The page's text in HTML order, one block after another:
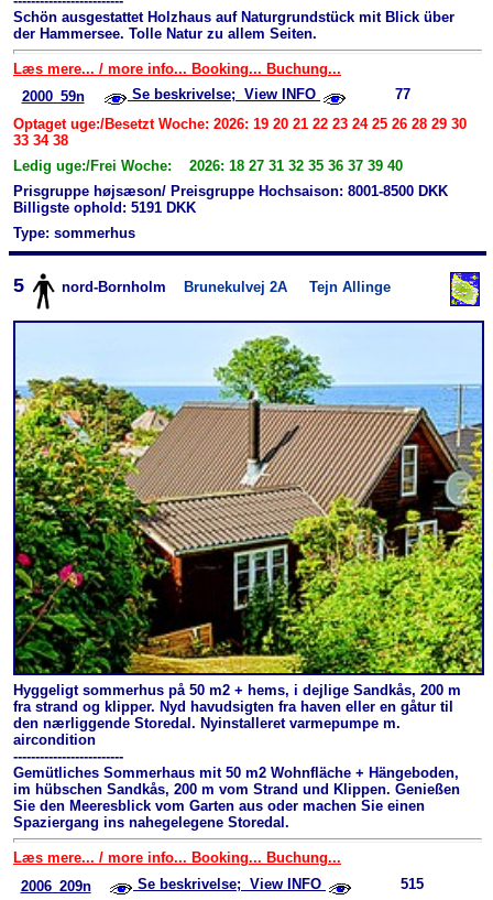
Schön ausgestattet Holzhaus auf Natur­grundstück mit Blick über
der Hammersee. Tolle Natur zu allem Seiten.
Læs mere... / more info... Booking... Buchung...
2000_59n
Se beskrivelse; View INFO
77
Optaget uge:/Besetzt Woche: 2026: 19 20 21 22 23 24 25 26 28 29 30
33 34 38
Ledig uge:/Frei Woche: 2026: 18 27 31 32 35 36 37 39 40
Prisgruppe højsæson/ Preisgruppe Hochsaison: 8001-8500 DKK
Billigste ophold: 5191 DKK
Type: sommerhus
5 nord-Bornholm Brunekulvej 2A Tejn Allinge
Hyggeligt sommerhus på 50 m2 + hems, i dejlige Sandkås, 200 m
fra strand og klipper. Nyd havudsigten fra haven eller en gåtur til
den nærliggende Storedal. Nyinstalleret varmepumpe m.
aircondition
-------------------------
Gemütliches Sommerhaus mit 50 m2 Wohnfläche + Hängeboden,
im hübschen Sandkås, 200 m vom Strand und Klippen. Genießen
Sie den Meeresblick vom Garten aus oder machen Sie einen
Spaziergang ins nahegelegene Storedal.
Læs mere... / more info... Booking... Buchung...
2006_209n
Se beskrivelse; View INFO 515